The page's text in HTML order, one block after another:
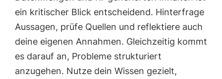
ein kritischer Blick entscheidend. Hinterfrage
Aussagen, prüfe Quellen und reflektiere auch
deine eigenen Annahmen. Gleichzeitig kommt
es darauf an, Probleme strukturiert
anzugehen. Nutze dein Wissen gezielt,